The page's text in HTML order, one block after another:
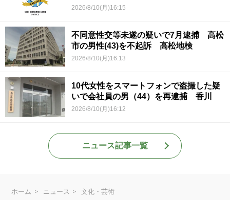
2026/8/10(月)16:15
不同意性交等未遂の疑いで7月逮捕 高松
市の男性(43)を不起訴 高松地検
2026/8/10(月)16:13
10代女性をスマートフォンで盗撮した疑
いで会社員の男（44）を再逮捕 香川
2026/8/10(月)16:12
ニュース記事一覧
ホーム ニュース
文化・芸術